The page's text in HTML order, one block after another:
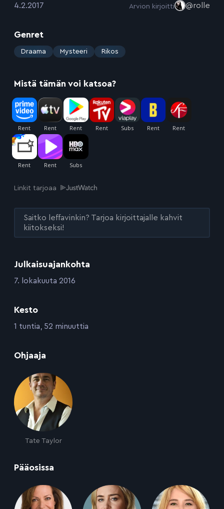
Julkaisuajankohta
:7. lokakuuta 2016
Kesto
:1 tuntia, 52 minuuttia
Ohjaaja
Tate Taylor
Pääosissa
:4.2.2017 Arvion kirjoitti @rolle
Genret
: Draama Mysteeri Rikos
Mistä tämän voi katsoa?
Linkit tarjoaa
Saitko leffavinkin? Tarjoa kirjoittajalle kahvit
kiitokseksi!